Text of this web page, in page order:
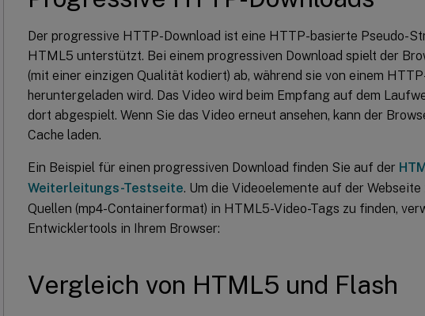
Der progressive HTTP-Download ist eine HTTP-basierte Pseudo-
HTML5 unterstützt. Bei einem progressiven Download spielt der
(mit einer einzigen Qualität kodiert) ab, während sie von einem
heruntergeladen wird. Das Video wird beim Empfang auf dem
dort abgespielt. Wenn Sie das Video erneut ansehen, kann der
Cache laden.
Ein Beispiel für einen progressiven Download finden Sie auf der
Weiterleitungs-Testseite. Um die Videoelemente auf der
Quellen (mp4-Containerformat) in HTML5-Video-Tags zu finden,
Entwicklertools in Ihrem Browser:
Vergleich von HTML5 und Flash